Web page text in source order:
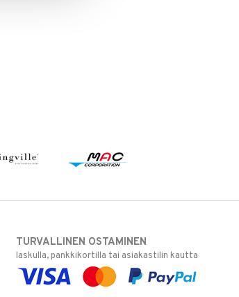
TURVALLINEN OSTAMINEN
laskulla, pankkikortilla tai asiakastilin kautta